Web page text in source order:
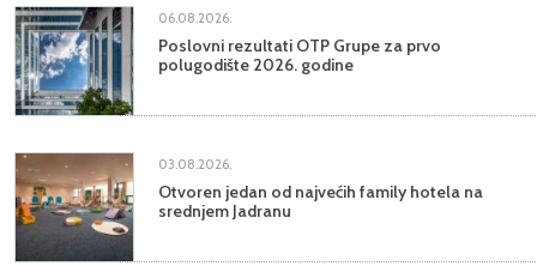
06.08.2026.
Poslovni rezultati OTP Grupe za prvo
polugodište 2026. godine
03.08.2026.
Otvoren jedan od najvećih family hotela na
srednjem Jadranu